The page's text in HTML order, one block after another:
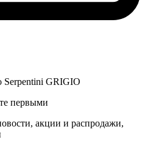
GRIGIO
первыми
акции и распродажи,